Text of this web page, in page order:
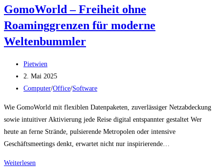
direkt
in
Excel
erleben
GomoWorld – Freiheit ohne
Roaminggrenzen für moderne
Weltenbummler
Beitrags-
Autor:
Pietwien
Beitrag
veröffentlicht:
2. Mai 2025
Beitrags-
Computer/Office/Software
Wie GomoWorld mit flexiblen Datenpaketen, zuverlässiger Netzabdeckung
sowie intuitiver Aktivierung jede Reise digital entspannter gestaltet Wer
heute an ferne Strände, pulsierende Metropolen oder intensive
Geschäftsmeetings denkt, erwartet nicht nur inspirierende…
Weiterlesen